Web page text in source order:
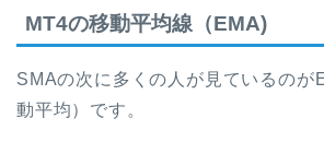
MT4の移動平均線（EMA)
SMAの次に多くの人が見ているのが
動平均）です。